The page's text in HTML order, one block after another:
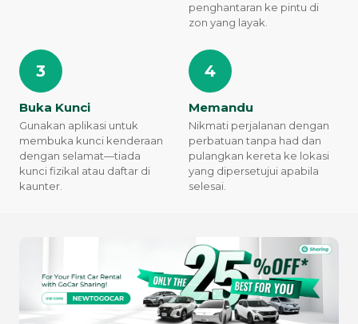
penghantaran ke pintu di
zon yang layak.
3
Buka Kunci
Gunakan aplikasi untuk
membuka kunci kenderaan
dengan selamat—tiada
kunci fizikal atau daftar di
kaunter.
4
Memandu
Nikmati perjalanan dengan
perbatuan tanpa had dan
pulangkan kereta ke lokasi
yang dipersetujui apabila
selesai.